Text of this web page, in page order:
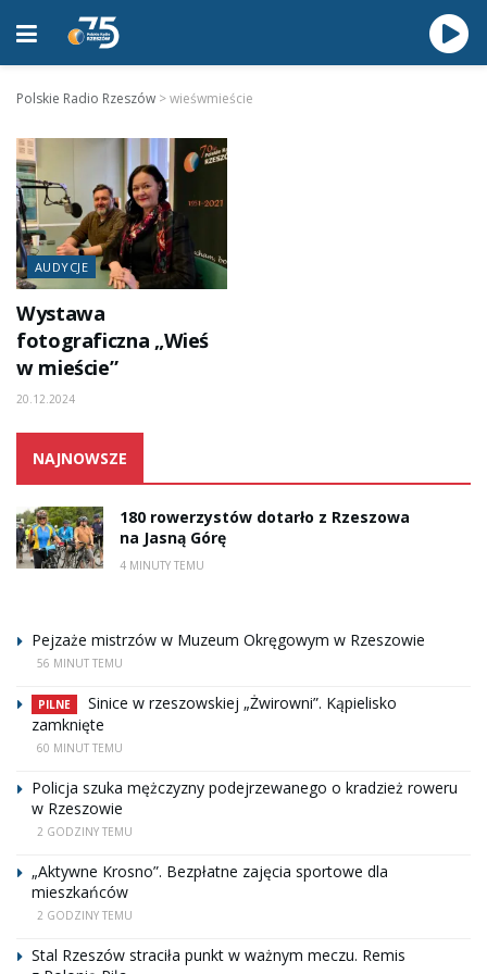
Polskie Radio Rzeszów >wieśwmieście
AUDYCJE
Wystawa
fotograficzna „Wieś
w mieście”
20.12.2024
NAJNOWSZE
180 rowerzystów dotarło z Rzeszowa
na Jasną Górę
4 MINUTY TEMU
Pejzaże mistrzów w Muzeum Okręgowym w Rzeszowie
56 MINUT TEMU
PILNE
Sinice w rzeszowskiej „Żwirowni”. Kąpielisko
zamknięte
60 MINUT TEMU
Policja szuka mężczyzny podejrzewanego o kradzież roweru
w Rzeszowie
2 GODZINY TEMU
„Aktywne Krosno”. Bezpłatne zajęcia sportowe dla
mieszkańców
2 GODZINY TEMU
Stal Rzeszów straciła punkt w ważnym meczu. Remis